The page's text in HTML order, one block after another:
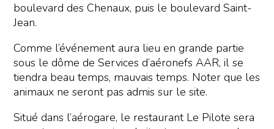
boulevard des Chenaux, puis le boulevard Saint-
Jean.
Comme l’événement aura lieu en grande partie
sous le dôme de Services d’aéronefs AAR, il se
tiendra beau temps, mauvais temps. Noter que les
animaux ne seront pas admis sur le site.
Situé dans l’aérogare, le restaurant Le Pilote sera